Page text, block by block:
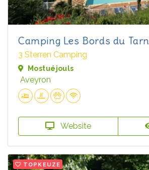
Camping Les Bords du Tarn
3 Sterren Camping
Mostuéjouls
Aveyron
Website
TOPKEUZE